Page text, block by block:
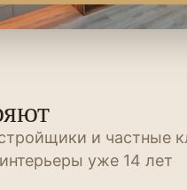
и частные
уже 14 лет